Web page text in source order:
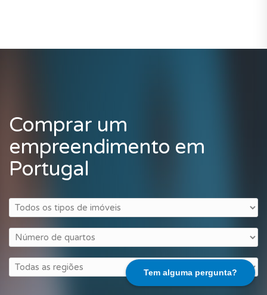
Tem alguma pergunta?
Comprar um
empreendimento em
Portugal